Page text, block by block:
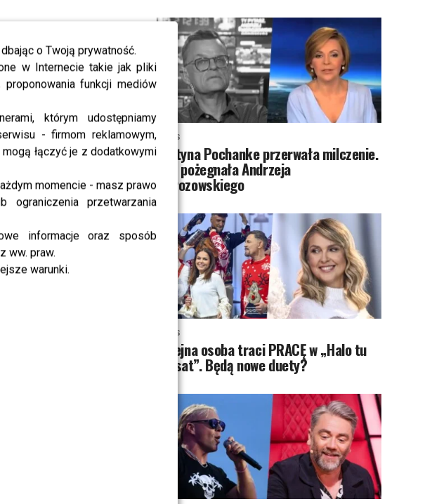
o Twoją prywatność.
w Internecie takie jak pliki
funkcji mediów
którym udostępniamy
- firmom reklamowym,
łączyć je z dodatkowymi
momencie - masz prawo
ograniczenia przetwarzania
informacje oraz sposób
ww. praw.
warunki.
odbyła się
2014.
NEWS
Justyna Pochanke przerwała milczenie.
Tak pożegnała Andrzeja
Morozowskiego
NEWS
Kolejna osoba traci PRACĘ w „Halo tu
Polsat”. Będą nowe duety?